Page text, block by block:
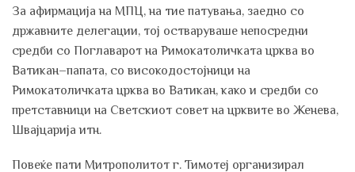
За афирмација на МПЦ, на тие патувања, заедно со
државните делегации, тој остваруваше непосредни
средби со Поглаварот на Римокатоличката црква во
Ватикан–папата, со високодостојници на
Римокатоличката црква во Ватикан, како и средби со
претставници на Светскиот совет на црквите во Женева,
Швајцарија итн.
Повеќе пати Митрополитот г. Тимотеј организирал